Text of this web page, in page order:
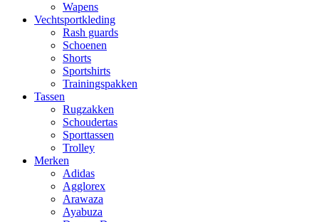
Wapens
Vechtsportkleding
Rash guards
Schoenen
Shorts
Sportshirts
Trainingspakken
Tassen
Rugzakken
Schoudertas
Sporttassen
Trolley
Merken
Adidas
Agglorex
Arawaza
Ayabuza